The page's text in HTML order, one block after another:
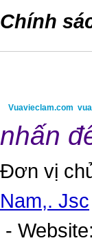
Chính
Vuavieclam.com
nhấn
Đơn vị
Nam,. Jsc
- Website: